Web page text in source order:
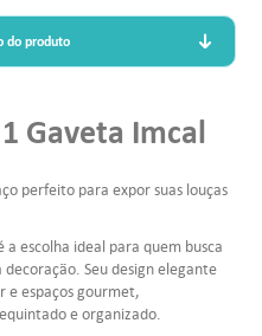
do produto
Gaveta Imcal
perfeito para expor suas louças
a escolha ideal para quem busca
Seu design elegante
e espaços gourmet,
e organizado.